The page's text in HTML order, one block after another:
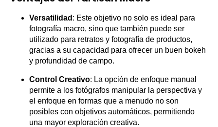
Versatilidad : Este objetivo no solo es ideal para
fotografía macro, sino que también puede ser
utilizado para retratos y fotografía de productos,
gracias a su capacidad para ofrecer un buen bokeh
y profundidad de campo.
Control Creativo: La opción de enfoque manual
permite a los fotógrafos manipular la perspectiva y
el enfoque en formas que a menudo no son
posibles con objetivos automáticos, permitiendo
una mayor exploración creativa.